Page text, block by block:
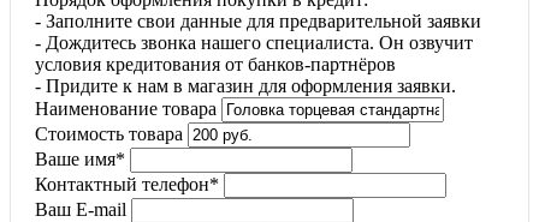
- Заполните свои данные для предварительной заявки
- Дождитесь звонка нашего специалиста. Он озвучит
условия кредитования от банков-партнёров
- Придите к нам в магазин для оформления заявки.
Наименование товара
Стоимость товара
Ваше имя*
Контактный телефон*
Ваш E-mail